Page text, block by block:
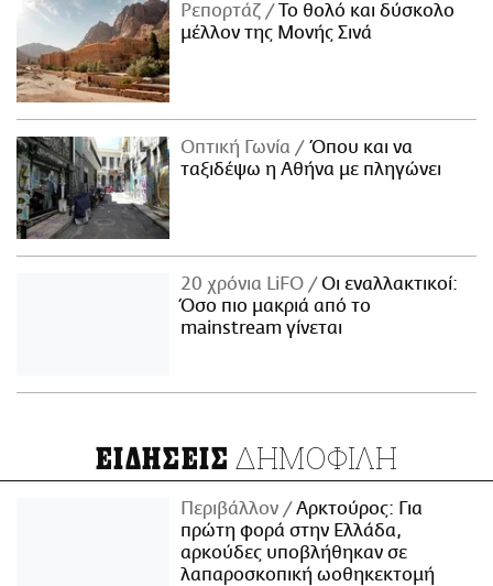
Ρεπορτάζ
Το θολό και δύσκολο
μέλλον της Μονής Σινά
Οπτική Γωνία
Όπου και να
ταξιδέψω η Αθήνα με πληγώνει
20 χρόνια LiFO
Οι εναλλακτικοί:
Όσο πιο μακριά από το
mainstream γίνεται
ΕΙΔΗΣΕΙΣ ΔΗΜΟΦΙΛΗ
Περιβάλλον
Αρκτούρος: Για
πρώτη φορά στην Ελλάδα,
αρκούδες υποβλήθηκαν σε
λαπαροσκοπική ωοθηκεκτομή